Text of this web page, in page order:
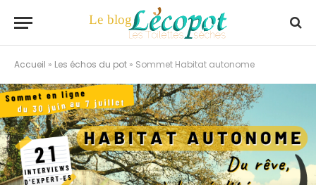
Accueil » Les échos du pot » Sommet Habitat autonome